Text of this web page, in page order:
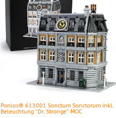
Panlos® 613001 Sanctum Sanctorum inkl.
Beleuchtung “Dr. Strange” MOC